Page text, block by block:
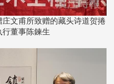
文甫所致赠的藏头诗道贺捲
行董事陈鍊生